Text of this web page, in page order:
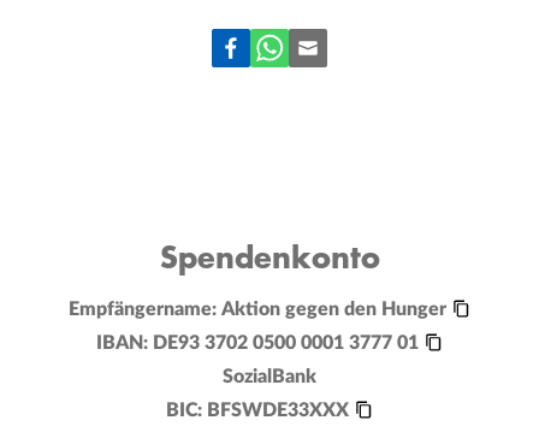
Spendenkonto
Empfängername: Aktion gegen den Hunger
IBAN: DE93 3702 0500 0001 3777 01
SozialBank
BIC: BFSWDE33XXX